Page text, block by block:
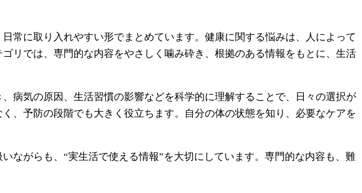
常に取り入れやすい形でまとめています。健康に関する悩みは、人によって
リでは、専門的な内容をやさしく噛み砕き、根拠のある情報をもとに、生活
病気の原因、生活習慣の影響などを科学的に理解することで、日々の選択が
、予防の段階でも大きく役立ちます。自分の体の状態を知り、必要なケアを
ながらも、“実生活で使える情報”を大切にしています。専門的な内容も、難